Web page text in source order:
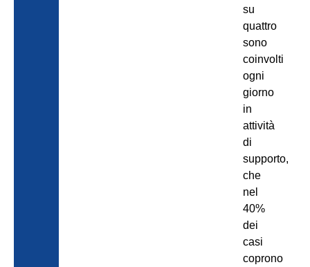
su
quattro
sono
coinvolti
ogni
giorno
in
attività
di
supporto,
che
nel
40%
dei
casi
coprono